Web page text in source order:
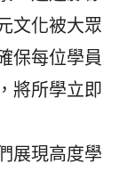
文化被大眾
保每位學員
將所學立即
展現高度學